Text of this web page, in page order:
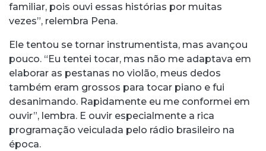
familiar, pois ouvi essas histórias por muitas
vezes”, relembra Pena.
Ele tentou se tornar instrumentista, mas avançou
pouco. “Eu tentei tocar, mas não me adaptava em
elaborar as pestanas no violão, meus dedos
também eram grossos para tocar piano e fui
desanimando. Rapidamente eu me conformei em
ouvir”, lembra. E ouvir especialmente a rica
programação veiculada pelo rádio brasileiro na
época.